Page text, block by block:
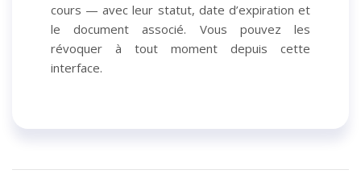
cours — avec leur statut, date d’expiration et
le document associé. Vous pouvez les
révoquer à tout moment depuis cette
interface.